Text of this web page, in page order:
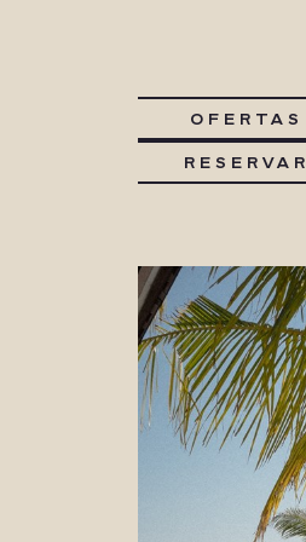
OFERTAS
RESERVAR